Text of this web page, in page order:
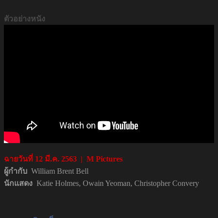
ตัวอย่างหนัง
ฉายวันที่ 12 มี.ค. 2563 | M Pictures
ผู้กำกับ William Brent Bell
นักแสดง Katie Holmes, Owain Yeoman, Christopher Convery